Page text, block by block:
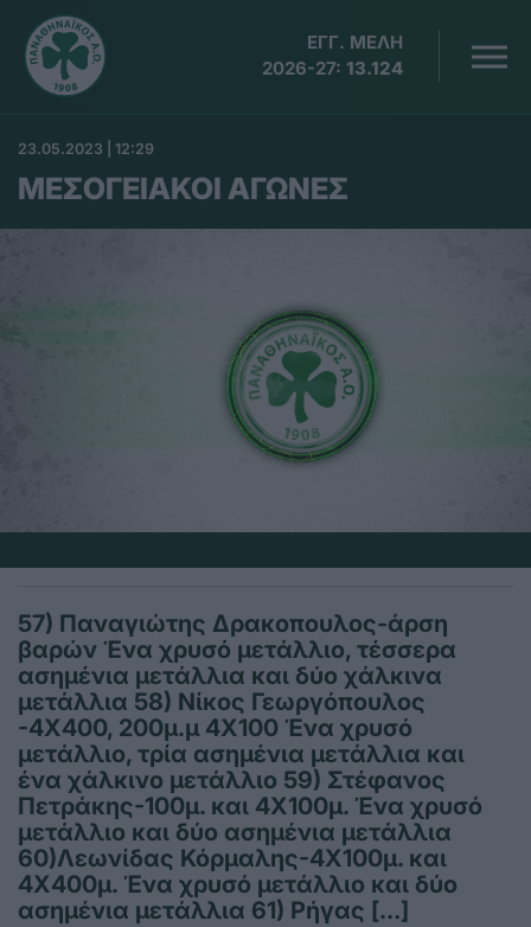
ΕΓΓ. ΜΕΛΗ
2026-27: 13.124
23.05.2023 | 12:29
ΜΕΣΟΓΕΙΑΚΟΙ ΑΓΩΝΕΣ
57) Παναγιώτης Δρακοπουλος-άρση
βαρών Ένα χρυσό μετάλλιο, τέσσερα
ασημένια μετάλλια και δύο χάλκινα
μετάλλια 58) Νίκος Γεωργόπουλος
-4Χ400, 200μ.μ 4Χ100 Ένα χρυσό
μετάλλιο, τρία ασημένια μετάλλια και
ένα χάλκινο μετάλλιο 59) Στέφανος
Πετράκης-100μ. και 4Χ100μ. Ένα χρυσό
μετάλλιο και δύο ασημένια μετάλλια
60)Λεωνίδας Κόρμαλης-4Χ100μ. και
4Χ400μ. Ένα χρυσό μετάλλιο και δύο
ασημένια μετάλλια 61) Ρήγας […]